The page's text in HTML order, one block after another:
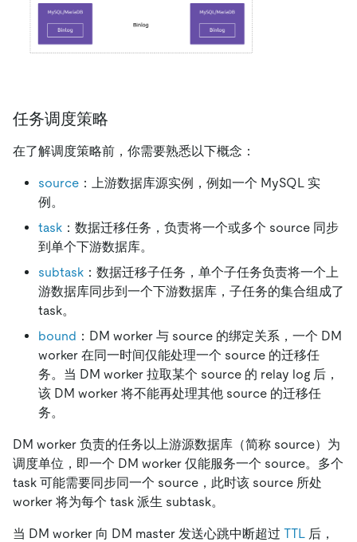
任务调度策略
在了解调度策略前，你需要熟悉以下概念：
source ：上游数据库源实例，例如一个 MySQL 实
例。
task ：数据迁移任务，负责将一个或多个 source 同步
到单个下游数据库。
subtask ：数据迁移子任务，单个子任务负责将一个上
游数据库同步到一个下游数据库，子任务的集合组成了
task。
bound ：DM worker 与 source 的绑定关系，一个 DM
worker 在同一时间仅能处理一个 source 的迁移任
务。当 DM worker 拉取某个 source 的 relay log 后，
该 DM worker 将不能再处理其他 source 的迁移任
务。
DM worker 负责的任务以上游源数据库（简称 source）为
调度单位，即一个 DM worker 仅能服务一个 source。多个
task 可能需要同步同一个 source，此时该 source 所处
worker 将为每个 task 派生 subtask。
当 DM worker 向 DM master 发送心跳中断超过 TTL 后，